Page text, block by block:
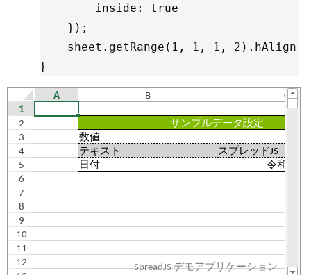
        inside: true
    });
sheet.getRange(1, 1, 1,
}